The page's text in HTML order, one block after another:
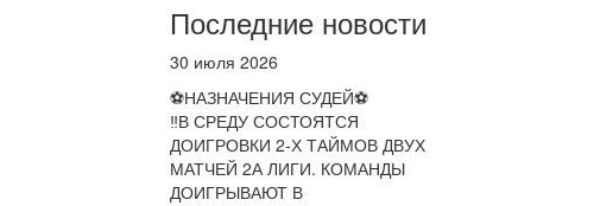
Последние новости
30 июля 2026
⚽НАЗНАЧЕНИЯ СУДЕЙ⚽
‼В СРЕДУ СОСТОЯТСЯ
ДОИГРОВКИ 2-Х ТАЙМОВ ДВУХ
МАТЧЕЙ 2А ЛИГИ. КОМАНДЫ
ДОИГРЫВАЮТ В